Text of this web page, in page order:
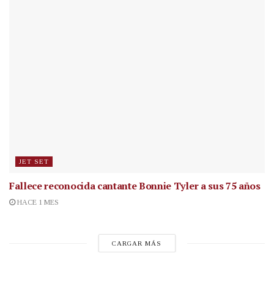
JET SET
Fallece reconocida cantanteBonnie Tyler a sus 75 años
HACE 1 MES
CARGAR MÁS